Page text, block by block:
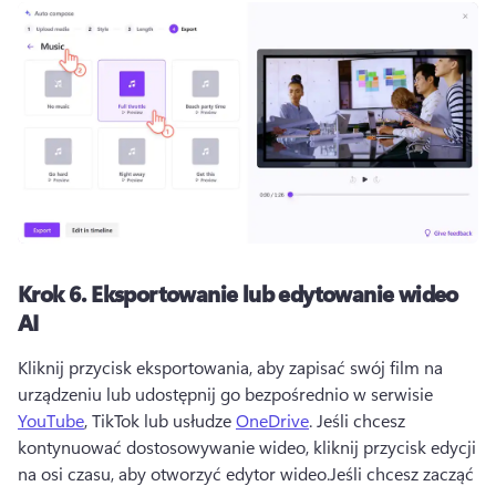
Krok 6.Eksportowanie lub edytowanie wideo
AI
Kliknij przycisk eksportowania, aby zapisać swój film na
urządzeniu lub udostępnij go bezpośrednio w serwisie
YouTube, TikTok lub usłudze OneDrive. Jeśli chcesz
kontynuować dostosowywanie wideo, kliknij przycisk edycji
na osi czasu, aby otworzyć edytor wideo.Jeśli chcesz zacząć